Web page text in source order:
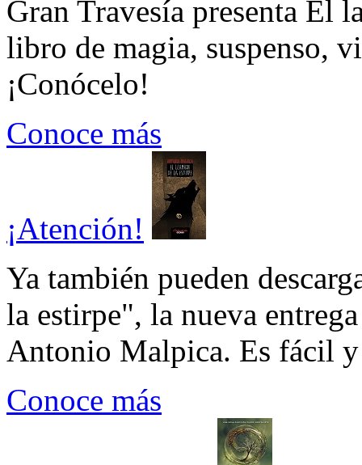
Gran Travesía presenta El
libro de magia, suspenso,
¡Conócelo!
Conoce más
¡Atención!
Ya también pueden
la estirpe", la nueva
Antonio Malpica. Es fácil
Conoce más